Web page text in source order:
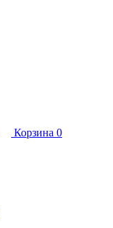
Корзина 0